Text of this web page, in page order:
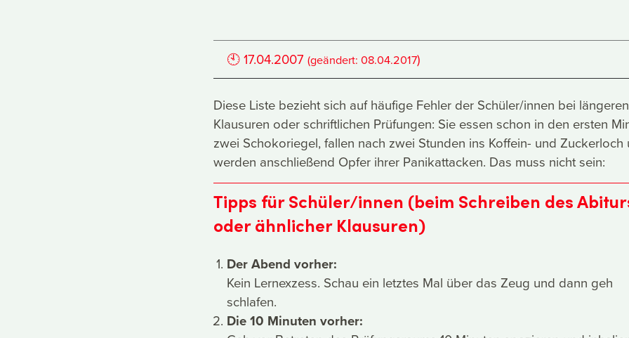
🕙17.04.2007 (geändert:08.04.2017)
Diese Liste bezieht sich auf häufige Fehler der Schüler/innen bei längeren
Klausuren oder schriftlichen Prüfungen: Sie essen schon in den ersten
zwei Schokoriegel, fallen nach zwei Stunden ins Koffein- und Zuckerloch
werden anschließend Opfer ihrer Panikattacken. Das muss nicht sein:
Tipps für Schüler/innen (beim Schreiben des
oder ähnlicher Klausuren)
Der Abend vorher:
Kein Lernexzess. Schau ein letztes Mal über das Zeug und dann geh
schlafen.
Die 10 Minuten vorher: